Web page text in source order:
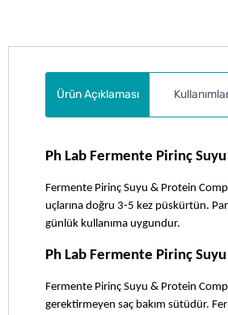
Ürün Açıklaması
Ph Lab Fermente Pirinç
Fermente Pirinç Suyu & Protein
uçlarına doğru 3-5 kez püskürtün.
günlük kullanıma uygundur.
Ph Lab Fermente Pirinç
Fermente Pirinç Suyu & Protein
gerektirmeyen saç bakım sütüdür.